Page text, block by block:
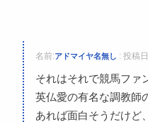
名前:アドマイヤ名無し : 投稿
それはそれで競馬ファ
英仏愛の有名な調教師
あれば面白そうだけど